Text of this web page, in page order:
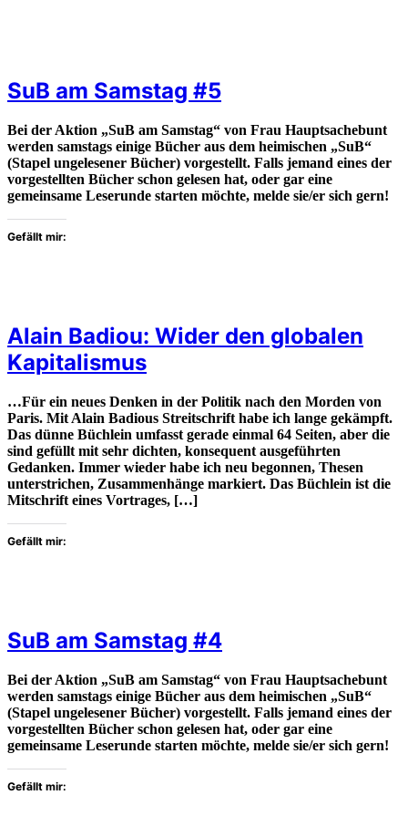
SuB am Samstag #5
Bei der Aktion „SuB am Samstag“ von Frau Hauptsachebunt
werden samstags einige Bücher aus dem heimischen „SuB“
(Stapel ungelesener Bücher) vorgestellt. Falls jemand eines der
vorgestellten Bücher schon gelesen hat, oder gar eine
gemeinsame Leserunde starten möchte, melde sie/er sich gern!
Gefällt mir:
Alain Badiou: Wider den globalen
Kapitalismus
…Für ein neues Denken in der Politik nach den Morden von
Paris. Mit Alain Badious Streitschrift habe ich lange gekämpft.
Das dünne Büchlein umfasst gerade einmal 64 Seiten, aber die
sind gefüllt mit sehr dichten, konsequent ausgeführten
Gedanken. Immer wieder habe ich neu begonnen, Thesen
unterstrichen, Zusammenhänge markiert. Das Büchlein ist die
Mitschrift eines Vortrages, […]
Gefällt mir:
SuB am Samstag #4
Bei der Aktion „SuB am Samstag“ von Frau Hauptsachebunt
werden samstags einige Bücher aus dem heimischen „SuB“
(Stapel ungelesener Bücher) vorgestellt. Falls jemand eines der
vorgestellten Bücher schon gelesen hat, oder gar eine
gemeinsame Leserunde starten möchte, melde sie/er sich gern!
Gefällt mir: